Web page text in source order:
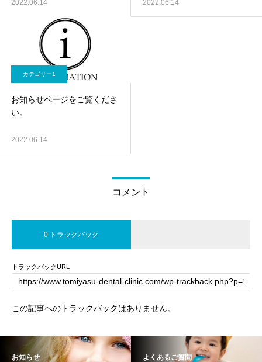
2022.06.14 2022.06.14
カテゴリー1
お知らせページをご覧くださ
い。
2022.06.14
コメント
0 トラックバック
トラックバックURL
この記事へのトラックバックはありません。
お知らせ よくあるご質問